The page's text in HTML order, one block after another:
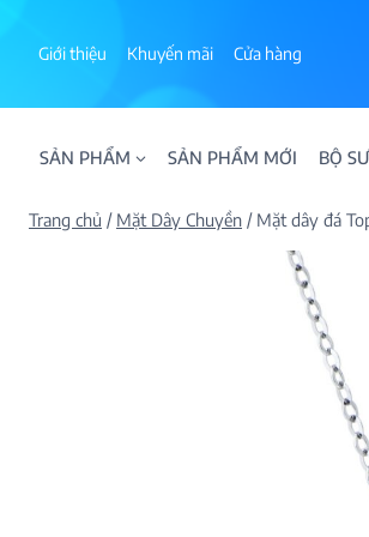
Giới thiệu Khuyến mãi Cửa hàng
SẢN PHẨM SẢN PHẨM MỚI BỘ
Trang chủ / Mặt Dây Chuyền / Mặt dây đá